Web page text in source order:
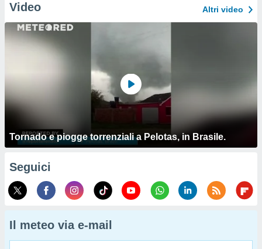
Video Altri video
Tornado e piogge torrenziali a Pelotas, in Brasile.
Seguici
Il meteo via e-mail